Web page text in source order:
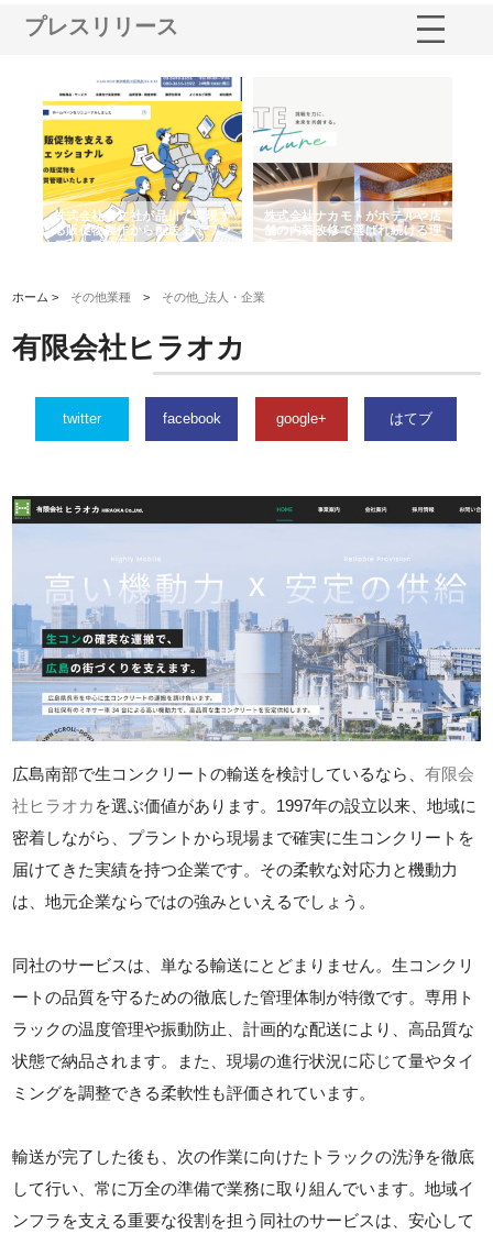
プレスリリース
株式会社耕文社が品川で実現す
る販促物製作から配送までワン
ストップ対応
株式会社ナカモトがホテルや店
舗の内装改修で選ばれ続ける理
由
ホーム > その他業種 > その他_法人・企業
有限会社ヒラオカ
twitter facebook google+ はてブ
広島南部で生コンクリートの輸送を検討しているなら、有限会
社ヒラオカ を選ぶ価値があります。1997年の設立以来、地域に
密着しながら、プラントから現場まで確実に生コンクリートを
届けてきた実績を持つ企業です。その柔軟な対応力と機動力
は、地元企業ならではの強みといえるでしょう。
同社のサービスは、単なる輸送にとどまりません。生コンクリ
ートの品質を守るための徹底した管理体制が特徴です。専用ト
ラックの温度管理や振動防止、計画的な配送により、高品質な
状態で納品されます。また、現場の進行状況に応じて量やタイ
ミングを調整できる柔軟性も評価されています。
輸送が完了した後も、次の作業に向けたトラックの洗浄を徹底
して行い、常に万全の準備で業務に取り組んでいます。地域イ
ンフラを支える重要な役割を担う同社のサービスは、安心して